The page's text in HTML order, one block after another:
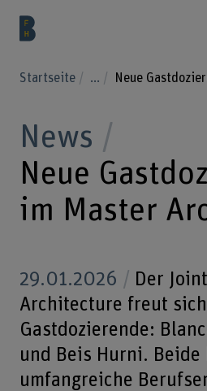
Startseite ...
News
Neue
im Master
29.01.2026
Der
Architecture freut
Gastdozierende:
und Beis Hurni. Beide
umfangreiche